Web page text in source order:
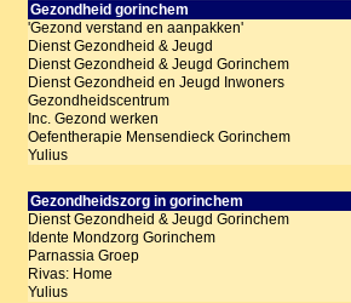
Gezondheid gorinchem
'Gezond verstand en aanpakken'
Dienst Gezondheid & Jeugd
Dienst Gezondheid & Jeugd Gorinchem
Dienst Gezondheid en Jeugd Inwoners
Gezondheidscentrum
Inc. Gezond werken
Oefentherapie Mensendieck Gorinchem
Yulius
Gezondheidszorg in gorinchem
Dienst Gezondheid & Jeugd Gorinchem
Idente Mondzorg Gorinchem
Parnassia Groep
Rivas: Home
Yulius